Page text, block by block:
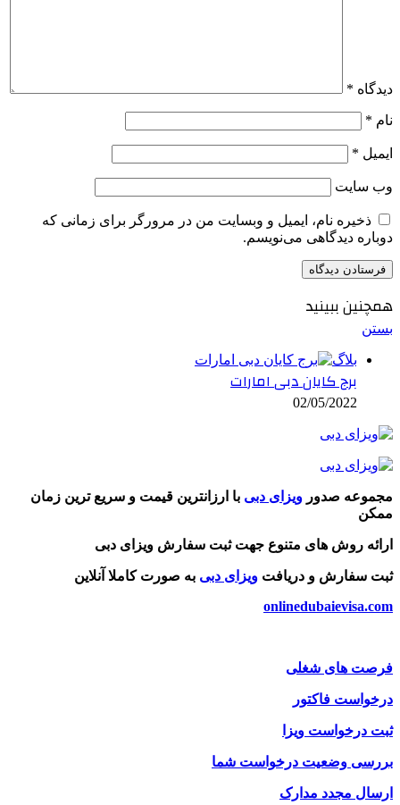
دیدگاه *
نام *
ایمیل *
وب‌ سایت
ذخیره نام، ایمیل و وبسایت من در مرورگر برای زمانی که
دوباره دیدگاهی می‌نویسم.
همچنین ببینید
بستن
بلاگ
برج کایان دبی امارات
02/05/2022
مجموعه صدور ویزای دبی با ارزانترین قیمت و سریع ترین زمان
ممکن
ارائه روش های متنوع جهت ثبت سفارش ویزای دبی
ثبت سفارش و دریافت ویزای دبی به صورت کاملا آنلاین
onlinedubaievisa.com
فرصت های شغلی
درخواست فاکتور
ثبت درخواست ویزا
بررسی وضعیت درخواست شما
ارسال مجدد مدارک